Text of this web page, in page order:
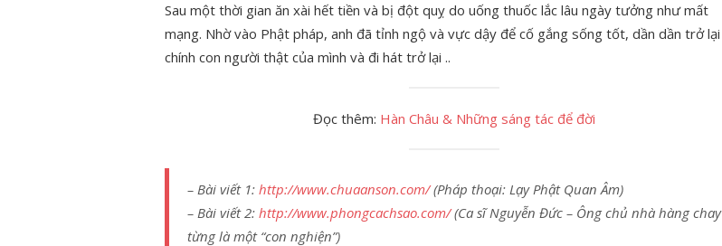
Sau một thời gian ăn xài hết tiền và bị đột quỵ do uống thuốc lắc lâu ngày tưởng như mất
mạng. Nhờ vào Phật pháp, anh đã tỉnh ngộ và vực dậy để cố gắng sống tốt, dần dần trở lại
chính con người thật của mình và đi hát trở lại ..
Đọc thêm: Hàn Châu & Những sáng tác để đời
– Bài viết 1: http://www.chuaanson.com/(Pháp thoại: Lạy Phật Quan Âm)
– Bài viết 2: http://www.phongcachsao.com/(Ca sĩ Nguyễn Đức – Ông chủ nhà hàng chay
từng là một “con nghiện”)